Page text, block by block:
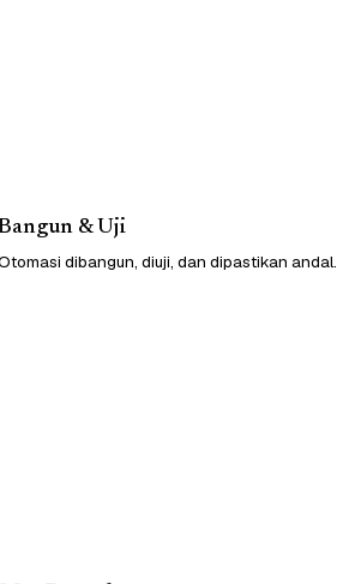
& Uji
dibangun, diuji, dan dipastikan andal.